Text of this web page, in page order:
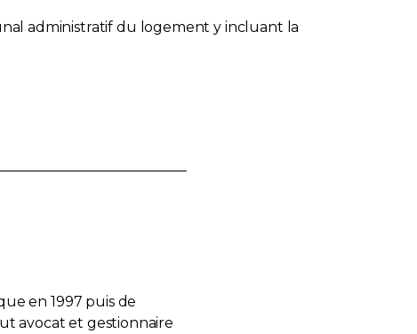
administratif du logement y incluant la
en 1997 puis de
avocat et gestionnaire